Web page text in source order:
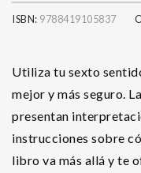
ISBN: 9788419105837
Utiliza tu sexto
mejor y más seguro.
presentan
instrucciones sobre
libro va más allá y te